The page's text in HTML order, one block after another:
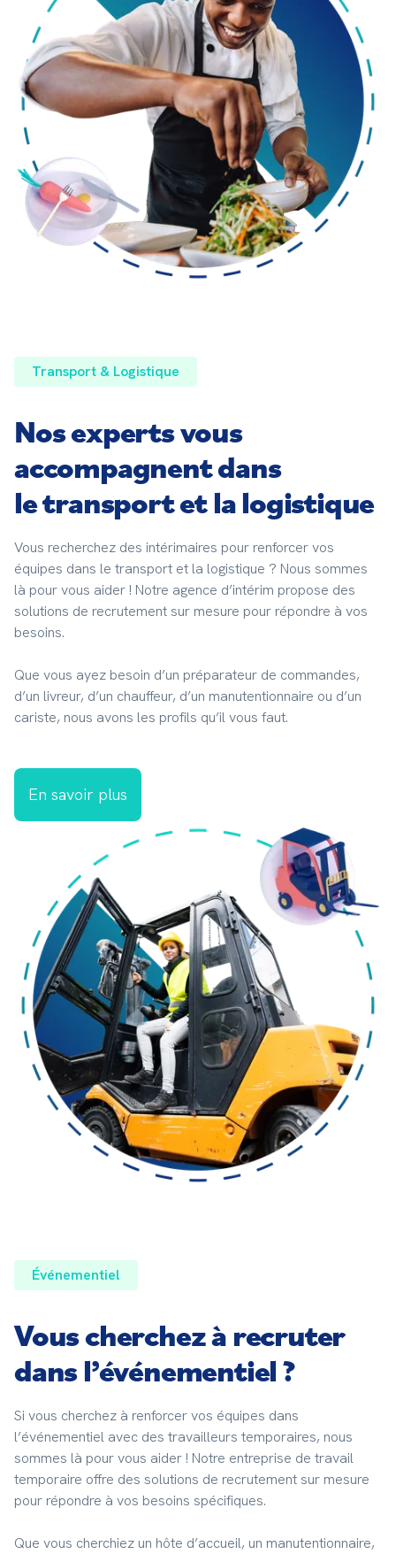
Transport & Logistique
Nos experts vous
accompagnent dans
le transport et la logistique
Vous recherchez des intérimaires pour renforcer vos
équipes dans le transport et la logistique ? Nous sommes
là pour vous aider ! Notre agence d’intérim propose des
solutions de recrutement sur mesure pour répondre à vos
besoins.
Que vous ayez besoin d’un préparateur de commandes,
d’un livreur, d’un chauffeur, d’un manutentionnaire ou d’un
cariste, nous avons les profils qu’il vous faut.
En savoir plus
Événementiel
Vous cherchez à recruter
dans l’événementiel ?
Si vous cherchez à renforcer vos équipes dans
l’événementiel avec des travailleurs temporaires, nous
sommes là pour vous aider ! Notre entreprise de travail
temporaire offre des solutions de recrutement sur mesure
pour répondre à vos besoins spécifiques.
Que vous cherchiez un hôte d’accueil, un manutentionnaire,